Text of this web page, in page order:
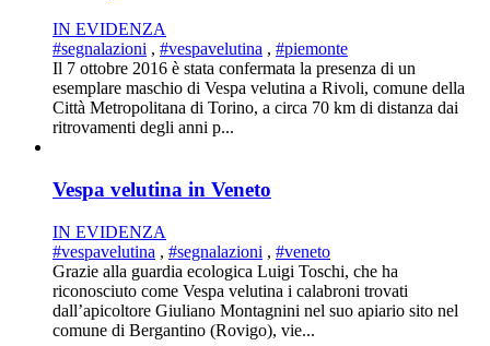
IN EVIDENZA
#segnalazioni , #vespavelutina , #piemonte
Il 7 ottobre 2016 è stata confermata la presenza di un
esemplare maschio di Vespa velutina a Rivoli, comune della
Città Metropolitana di Torino, a circa 70 km di distanza dai
ritrovamenti degli anni p...
Vespa velutina in Veneto
IN EVIDENZA
#vespavelutina , #segnalazioni , #veneto
Grazie alla guardia ecologica Luigi Toschi, che ha
riconosciuto come Vespa velutina i calabroni trovati
dall’apicoltore Giuliano Montagnini nel suo apiario sito nel
comune di Bergantino (Rovigo), vie...